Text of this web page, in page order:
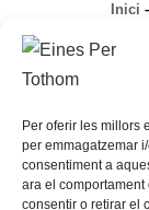
Per oferir les millors
per emmagatzemar
consentiment a
ara el
consentir o retirar el
Inici